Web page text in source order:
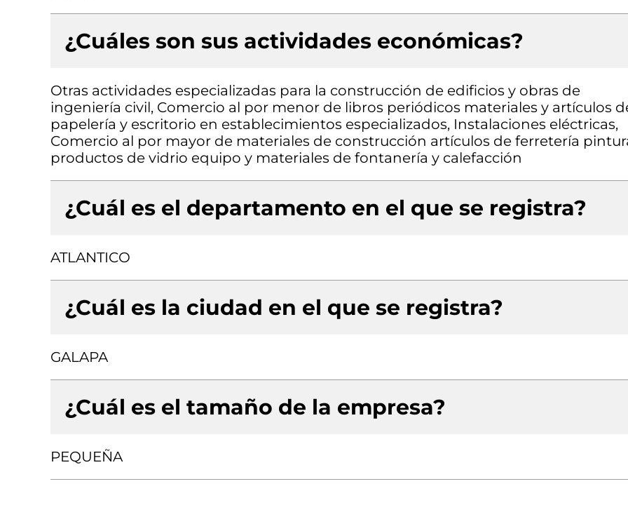
¿Cuáles son sus actividades económicas?
Otras actividades especializadas para la construcción de edificios y obras de
ingeniería civil, Comercio al por menor de libros periódicos materiales y artículos
papelería y escritorio en establecimientos especializados, Instalaciones eléctricas,
Comercio al por mayor de materiales de construcción artículos de ferretería
productos de vidrio equipo y materiales de fontanería y calefacción
¿Cuál es el departamento en el que se registra?
ATLANTICO
¿Cuál es la ciudad en el que se registra?
GALAPA
¿Cuál es el tamaño de la empresa?
PEQUEÑA